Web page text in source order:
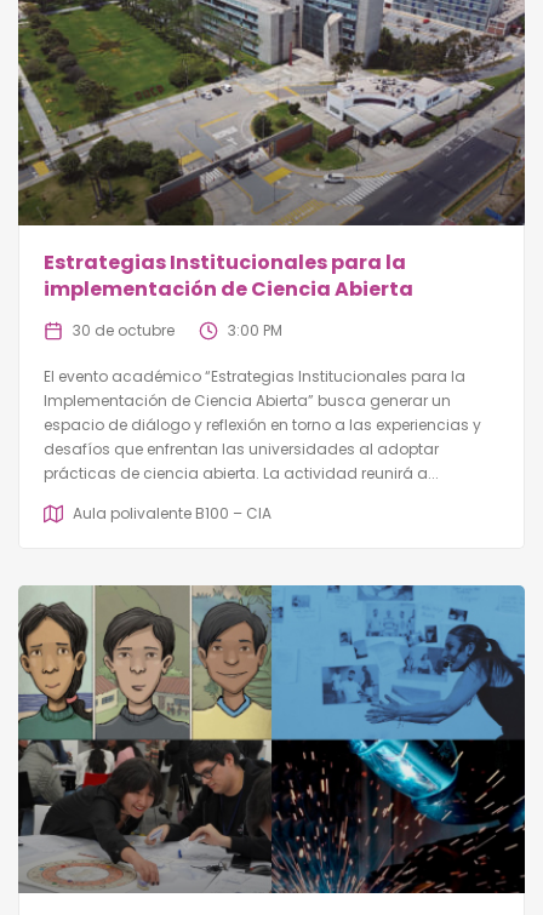
Estrategias Institucionales para la
implementación de Ciencia Abierta
30 de octubre 3:00 PM
El evento académico “Estrategias Institucionales para la
Implementación de Ciencia Abierta” busca generar un
espacio de diálogo y reflexión en torno a las experiencias y
desafíos que enfrentan las universidades al adoptar
prácticas de ciencia abierta. La actividad reunirá a...
Aula polivalente B100 – CIA